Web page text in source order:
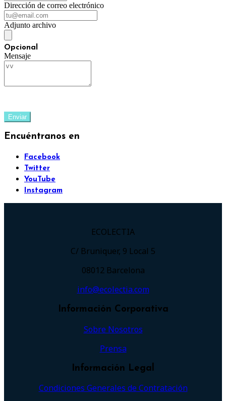
Dirección de correo electrónico
Adjunto archivo
Opcional
Mensaje
Encuéntranos en
Facebook
Twitter
YouTube
Instagram
ECOLECTIA
C/ Bruniquer, 9 Local 5
08012 Barcelona
info@ecolectia.com
Información Corporativa
Sobre Nosotros
Prensa
Información Legal
Condiciones Generales de Contratación